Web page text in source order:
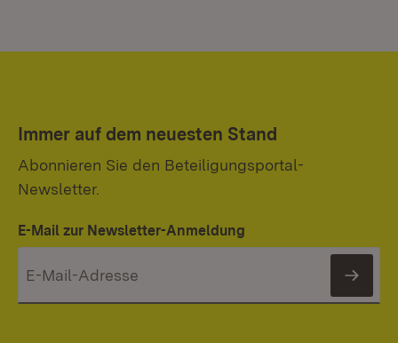
Immer auf dem neuesten Stand
Abonnieren Sie den Beteiligungsportal-
Newsletter.
E-Mail zur Newsletter-Anmeldung